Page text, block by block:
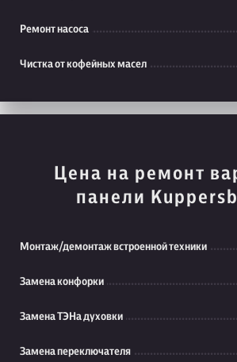
Ремонт насоса
Чистка от кофейных масел
Цена на ремонт
панели
Монтаж/демонтаж встроенной техники
Замена конфорки
Замена ТЭНа духовки
Замена переключателя